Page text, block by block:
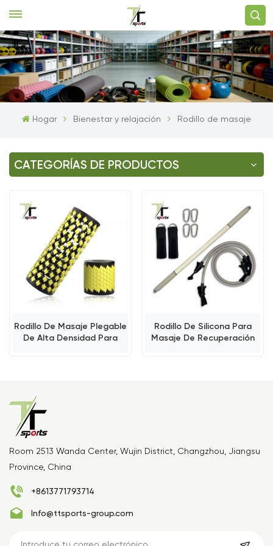
Hogar Bienestar y relajación Rodillo de masaje
CATEGORÍAS DE PRODUCTOS
Rodillo De Masaje Plegable
De Alta Densidad Para
Rodillo De Silicona Para
Masaje De Recuperación
Room 2513 Wanda Center, Wujin District, Changzhou, Jiangsu
Province, China
+8613771793714
Info@ttsports-group.com